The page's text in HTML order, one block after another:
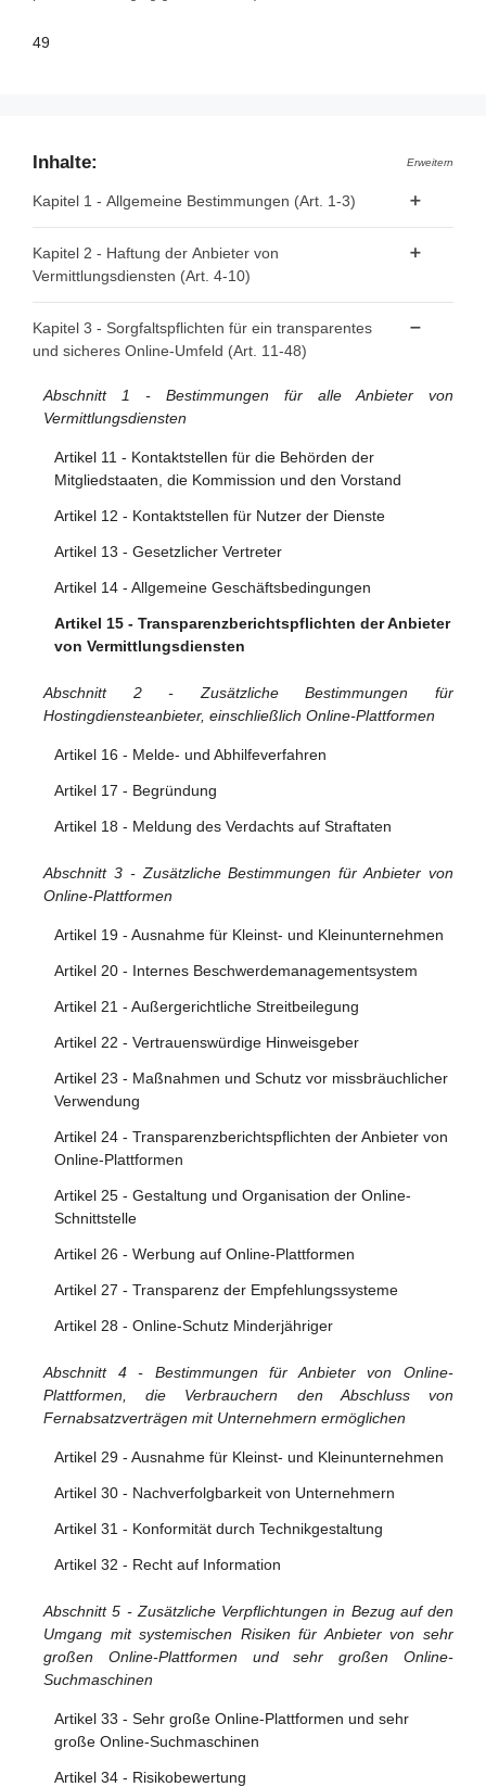
49
Inhalte: Erweitern
Kapitel 1 - Allgemeine Bestimmungen (Art. 1-3)
Artikel 2 - Geltungsbereich
Kapitel 2 - Haftung der Anbieter von
Vermittlungsdiensten (Art. 4-10)
Artikel 5 - "Caching"
Artikel 6 - Hosting
Artikel 7 - Freiwillige Untersuchungen auf Eigeninitiative
und Einhaltung der Rechtsvorschriften
Artikel 8 - Keine allgemeine Verpflichtung zur
Überwachung oder aktiven Nachforschung
Artikel 9 - Anordnungen zum Vorgehen gegen
Artikel 10 - Auskunftsanordnungen
Kapitel 3 - Sorgfaltspflichten für ein transparentes
und sicheres Online-Umfeld (Art. 11-48)
Abschnitt 1 - Bestimmungen für alle Anbieter von
Vermittlungsdiensten
Artikel 11 - Kontaktstellen für die Behörden der
Mitgliedstaaten, die Kommission und den Vorstand
Artikel 12 - Kontaktstellen für Nutzer der Dienste
Artikel 13 - Gesetzlicher Vertreter
Artikel 14 - Allgemeine Geschäftsbedingungen
Artikel 15 - Transparenzberichtspflichten der Anbieter
von Vermittlungsdiensten
Abschnitt 2 - Zusätzliche Bestimmungen für
Hostingdiensteanbieter, einschließlich Online-Plattformen
Artikel 16 - Melde- und Abhilfeverfahren
Artikel 17 - Begründung
Artikel 18 - Meldung des Verdachts auf Straftaten
Abschnitt 3 - Zusätzliche Bestimmungen für Anbieter von
Online-Plattformen
Artikel 19 - Ausnahme für Kleinst- und Kleinunternehmen
Artikel 20 - Internes Beschwerdemanagementsystem
Artikel 21 - Außergerichtliche Streitbeilegung
Artikel 22 - Vertrauenswürdige Hinweisgeber
Artikel 23 - Maßnahmen und Schutz vor missbräuchlicher
Verwendung
Artikel 24 - Transparenzberichtspflichten der Anbieter von
Online-Plattformen
Artikel 25 - Gestaltung und Organisation der Online-
Schnittstelle
Artikel 26 - Werbung auf Online-Plattformen
Artikel 27 - Transparenz der Empfehlungssysteme
Artikel 28 - Online-Schutz Minderjähriger
Abschnitt 4 - Bestimmungen für Anbieter von Online-
Plattformen, die Verbrauchern den Abschluss von
Fernabsatzverträgen mit Unternehmern ermöglichen
Artikel 29 - Ausnahme für Kleinst- und Kleinunternehmen
Artikel 30 - Nachverfolgbarkeit von Unternehmern
Artikel 31 - Konformität durch Technikgestaltung
Artikel 32 - Recht auf Information
Abschnitt 5 - Zusätzliche Verpflichtungen in Bezug auf den
Umgang mit systemischen Risiken für Anbieter von sehr
großen Online-Plattformen und sehr großen Online-
Suchmaschinen
Artikel 33 - Sehr große Online-Plattformen und sehr
große Online-Suchmaschinen
Artikel 34 - Risikobewertung